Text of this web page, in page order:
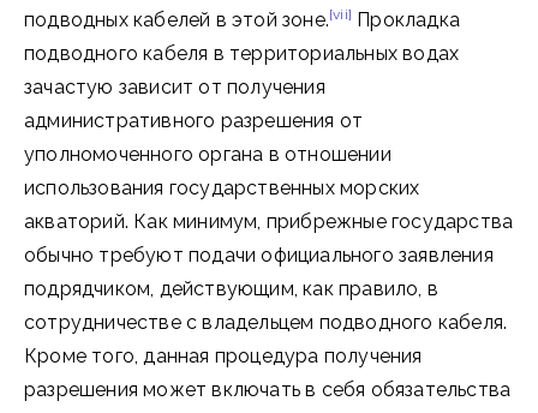
подводных кабелей в этой зоне.[vii] Прокладка
подводного кабеля в территориальных водах
зачастую зависит от получения
административного разрешения от
уполномоченного органа в отношении
использования государственных морских
акваторий. Как минимум, прибрежные государства
обычно требуют подачи официального заявления
подрядчиком, действующим, как правило, в
сотрудничестве с владельцем подводного кабеля.
Кроме того, данная процедура получения
разрешения может включать в себя обязательства